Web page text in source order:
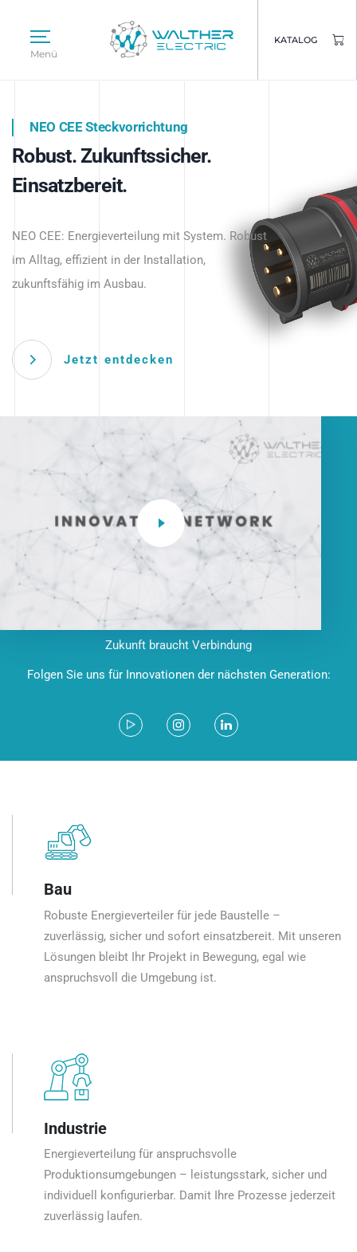
Menü
KATALOG
Intelligente Stromverteilung
beginnt hier.
NEO CEE Steckvorrichtung
Robust. Zukunftssicher.
Einsatzbereit.
NEO CEE: Energieverteilung mit System. Robust
im Alltag, effizient in der Installation,
zukunftsfähig im Ausbau.
Jetzt entdecken
Intelligenz trifft Energie.
Anwendungen – robust, IP-geschützt und
zukunftsfähig.
Zukunft braucht Verbindung
Folgen Sie uns für Innovationen der nächsten Generation:
Bau
Robuste Energieverteiler für jede Baustelle –
zuverlässig, sicher und sofort einsatzbereit. Mit unseren
Lösungen bleibt Ihr Projekt in Bewegung, egal wie
anspruchsvoll die Umgebung ist.
Industrie
Energieverteilung für anspruchsvolle
Produktionsumgebungen – leistungsstark, sicher und
individuell konfigurierbar. Damit Ihre Prozesse jederzeit
zuverlässig laufen.